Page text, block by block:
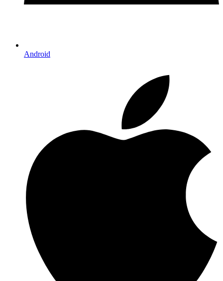
Android